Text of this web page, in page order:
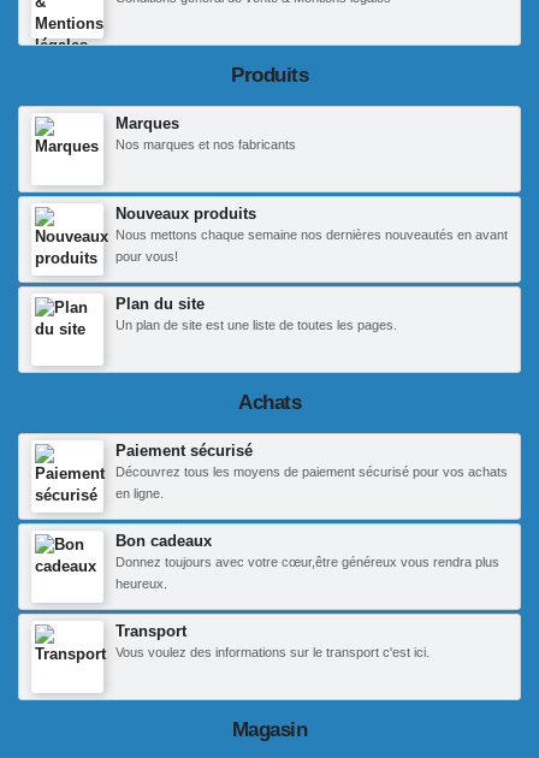
Produits
Marques
Nos marques et nos fabricants
Nouveaux produits
Nous mettons chaque semaine nos dernières nouveautés en avant
pour vous!
Plan du site
Un plan de site est une liste de toutes les pages.
Achats
Paiement sécurisé
Découvrez tous les moyens de paiement sécurisé pour vos achats
en ligne.
Bon cadeaux
Donnez toujours avec votre cœur,être généreux vous rendra plus
heureux.
Transport
Vous voulez des informations sur le transport c'est ici.
Magasin